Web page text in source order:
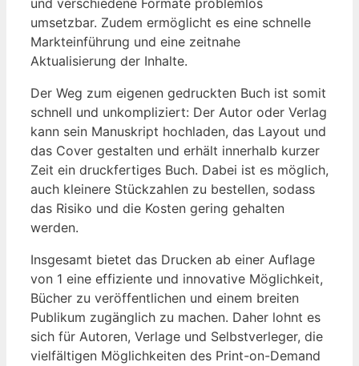
und verschiedene Formate problemlos
umsetzbar. Zudem ermöglicht es eine schnelle
Markteinführung und eine zeitnahe
Aktualisierung der Inhalte.
Der Weg zum eigenen gedruckten Buch ist somit
schnell und unkompliziert:⁣ Der ⁣Autor oder Verlag
kann sein Manuskript hochladen, das Layout und
das Cover gestalten und erhält innerhalb kurzer
Zeit ein druckfertiges Buch. Dabei ist es möglich,
auch kleinere Stückzahlen zu bestellen, sodass
das⁣ Risiko und die Kosten gering gehalten
werden.
Insgesamt bietet⁤ das Drucken ab einer Auflage
von 1 eine effiziente und innovative Möglichkeit,
Bücher zu veröffentlichen und einem breiten
Publikum zugänglich zu machen.⁤ Daher⁤ lohnt es
sich für Autoren, Verlage und Selbstverleger, die
vielfältigen ‍Möglichkeiten des Print-on-Demand